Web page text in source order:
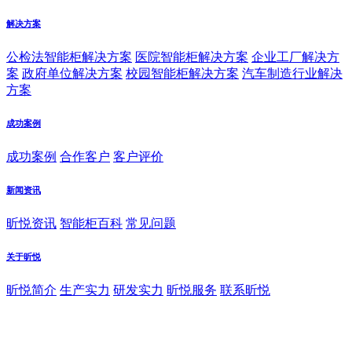
解决方案
公检法智能柜解决方案 医院智能柜解决方案 企业工厂解决方
案 政府单位解决方案 校园智能柜解决方案 汽车制造行业解决
方案
成功案例
成功案例 合作客户 客户评价
新闻资讯
昕悦资讯 智能柜百科 常见问题
关于昕悦
昕悦简介 生产实力 研发实力 昕悦服务 联系昕悦